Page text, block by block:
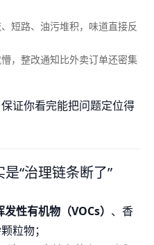
短路、油污堆积，味道直接反
，整改通知比外卖订单还密集
证你看完能把问题定位得
“治理链条断了”
发性有机物（VOCs） 、香
粒物；